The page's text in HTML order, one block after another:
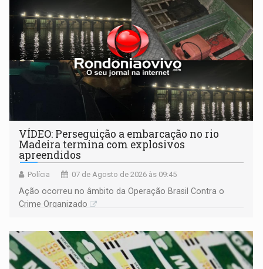
VÍDEO: Perseguição a embarcação no rio
Madeira termina com explosivos
apreendidos
Polícia 07 de Agosto de 2026 às 09:45
Ação ocorreu no âmbito da Operação Brasil Contra o
Crime Organizado